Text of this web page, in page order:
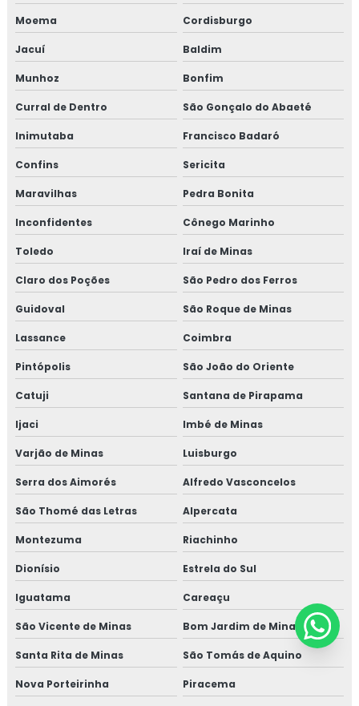
Moema Cordisburgo
Jacuí Baldim
Munhoz Bonfim
Curral de Dentro São Gonçalo do Abaeté
Inimutaba Francisco Badaró
Confins Sericita
Maravilhas Pedra Bonita
Inconfidentes Cônego Marinho
Toledo Iraí de Minas
Claro dos Poções São Pedro dos Ferros
Guidoval São Roque de Minas
Lassance Coimbra
Pintópolis São João do Oriente
Catuji Santana de Pirapama
Ijaci Imbé de Minas
Varjão de Minas Luisburgo
Serra dos Aimorés Alfredo Vasconcelos
São Thomé das Letras Alpercata
Montezuma Riachinho
Dionísio Estrela do Sul
Iguatama Careaçu
São Vicente de Minas Bom Jardim de Minas
Santa Rita de Minas São Tomás de Aquino
Nova Porteirinha Piracema